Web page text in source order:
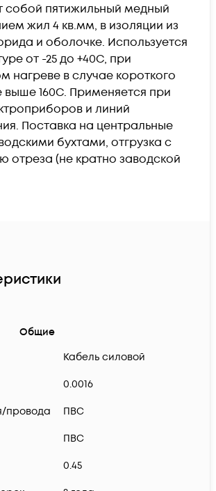
собой пятижильный медный
жил 4 кв.мм, в изоляции из
и оболочке. Используется
от -25 до +40С, при
нагреве в случае короткого
160С. Применяется при
и линий
Поставка на центральные
бухтами, отгрузка с
отреза (не кратно заводской
Общие
Кабель силовой
0.0016
провода ПВС
ПВС
0.45